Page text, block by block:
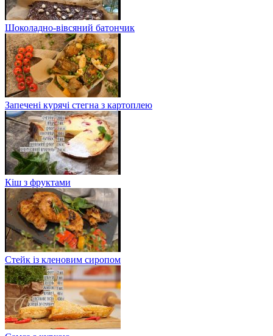
Шоколадно-вівсяний батончик
Запечені курячі стегна з картоплею
Кіш з фруктами
Стейк із кленовим сиропом